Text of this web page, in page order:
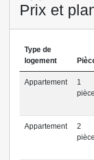
Prix et
Type de
logement
Appartement
1
pièce
Appartement
2
pièce